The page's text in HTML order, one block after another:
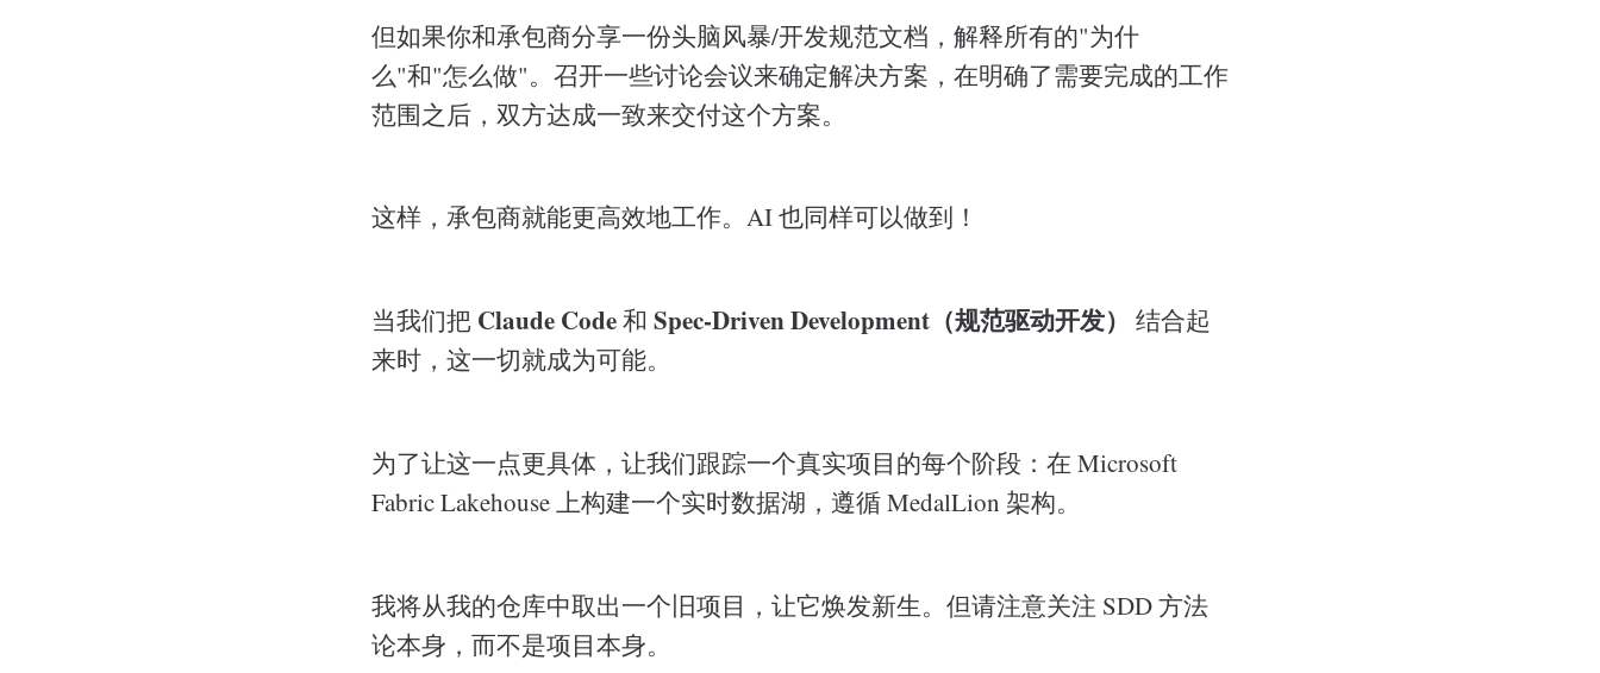
但如果你和承包商分享一份头脑风暴/开发规范文档，解释所有的"为什
么"和"怎么做"。召开一些讨论会议来确定解决方案，在明确了需要完成的工作
范围之后，双方达成一致来交付这个方案。
这样，承包商就能更高效地工作。AI 也同样可以做到！
当我们把 Claude Code和 Spec-Driven Development（规范驱动开发）
结合起
来时，这一切就成为可能。
为了让这一点更具体，让我们跟踪一个真实项目的每个阶段：在 Microsoft
Fabric Lakehouse 上构建一个实时数据湖，遵循 MedalLion 架构。
我将从我的仓库中取出一个旧项目，让它焕发新生。但请注意关注 SDD 方法
论本身，而不是项目本身。